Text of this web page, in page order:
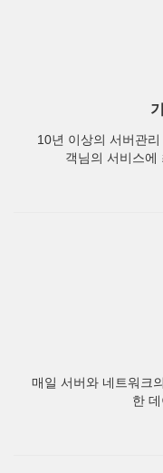
10년 이상의 서버관
객님의 서비스에
매일 서버와 네트워크
한